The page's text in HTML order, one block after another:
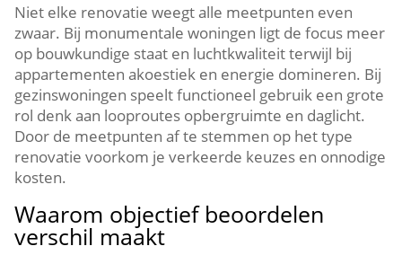
Niet elke renovatie weegt alle meetpunten even
zwaar.​ Bij monumentale woningen ligt de focus meer
op bouwkundige staat en luchtkwaliteit terwijl bij
appartementen akoestiek en energie domineren.​ Bij
gezinswoningen speelt functioneel gebruik een grote
rol denk aan looproutes opbergruimte en daglicht.​
Door de meetpunten af te stemmen op het type
renovatie voorkom je verkeerde keuzes en onnodige
kosten.​
Waarom objectief beoordelen
verschil maakt